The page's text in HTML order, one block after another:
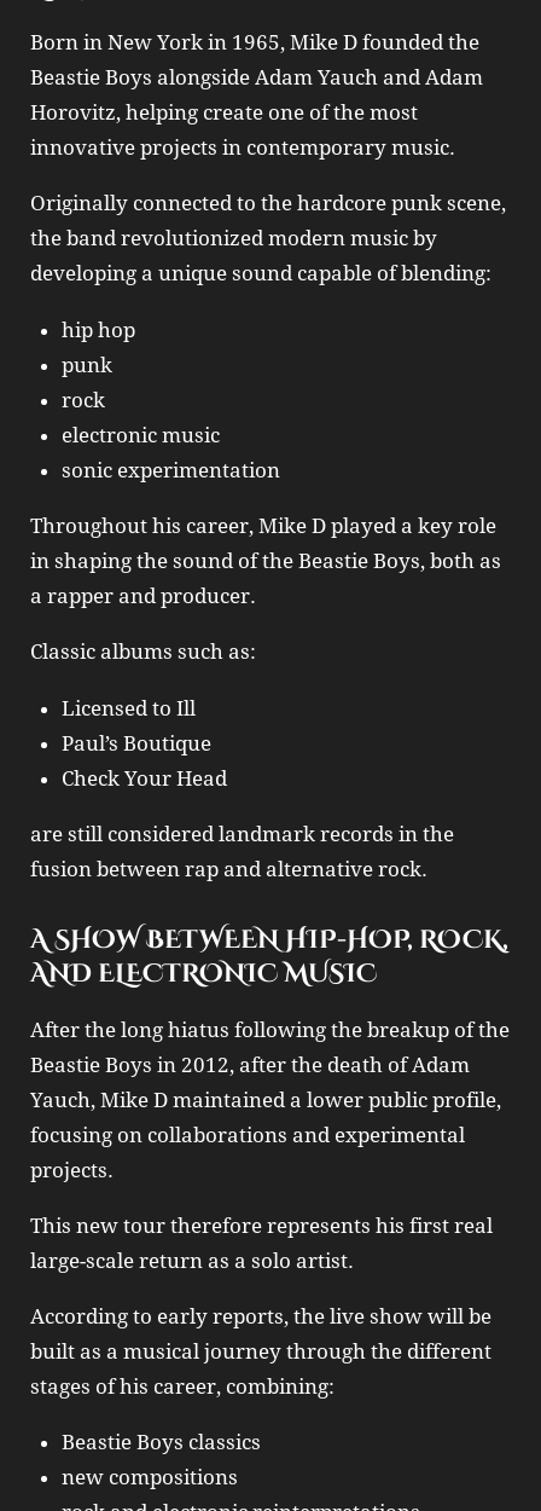
Born in New York in 1965, Mike D founded the
Beastie Boys alongside Adam Yauch and Adam
Horovitz, helping create one of the most
innovative projects in contemporary music.
Originally connected to the hardcore punk scene,
the band revolutionized modern music by
developing a unique sound capable of blending:
hip hop
punk
rock
electronic music
sonic experimentation
Throughout his career, Mike D played a key role
in shaping the sound of the Beastie Boys, both as
a rapper and producer.
Classic albums such as:
Licensed to Ill
Paul’s Boutique
Check Your Head
are still considered landmark records in the
fusion between rap and alternative rock.
A SHOW BETWEEN HIP-HOP, ROCK,
AND ELECTRONIC MUSIC
After the long hiatus following the breakup of the
Beastie Boys in 2012, after the death of Adam
Yauch, Mike D maintained a lower public profile,
focusing on collaborations and experimental
projects.
This new tour therefore represents his first real
large-scale return as a solo artist.
According to early reports, the live show will be
built as a musical journey through the different
stages of his career, combining:
Beastie Boys classics
new compositions